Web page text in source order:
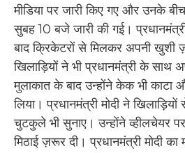
मीडिया पर जारी किए गए और उनके
सुबह 10 बजे जारी की गई।
बाद क्रिकेटरों से मिलकर अपनी खुशी
खिलाड़ियों ने भी प्रधानमंत्री के साथ
मुलाकात के बाद उन्होंने केक भी काटा
लिया। प्रधानमंत्री मोदी ने
चुटकुले भी सुनाए। उन्होंने व्हीलचेयर
मिठाई ज़रूर दी। प्रधानमंत्री मोदी